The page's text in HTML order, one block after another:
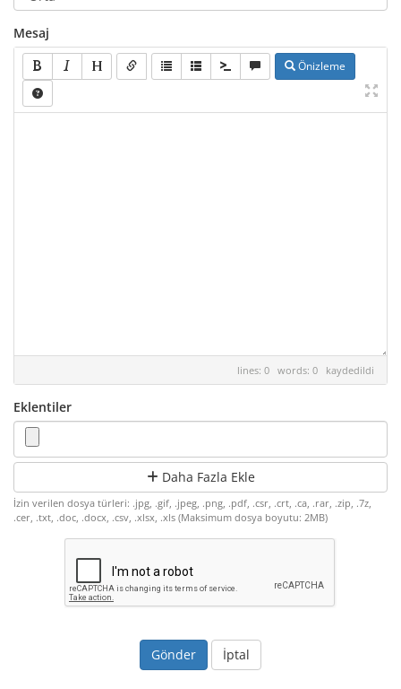
Mesaj
Önizleme
lines: 0 words: 0 kaydedildi
Eklentiler
Daha Fazla Ekle
İzin verilen dosya türleri: .jpg, .gif, .jpeg, .png, .pdf, .csr, .crt, .ca, .rar, .zip, .7z,
.cer, .txt, .doc, .docx, .csv, .xlsx, .xls (Maksimum dosya boyutu: 2MB)
İptal